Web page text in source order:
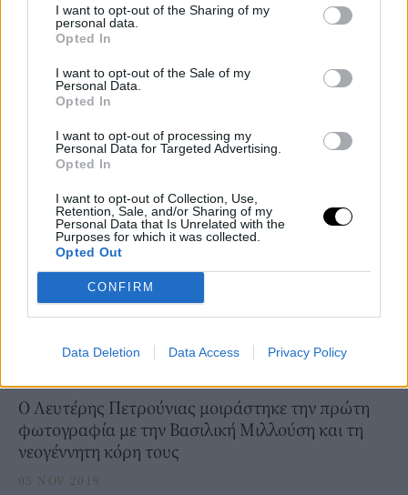
I want to opt-out of the Sharing of my
personal data.
Opted In
I want to opt-out of the Sale of my
Personal Data.
Opted In
I want to opt-out of processing my
Personal Data for Targeted Advertising.
Opted In
I want to opt-out of Collection, Use,
Retention, Sale, and/or Sharing of my
Personal Data that Is Unrelated with the
Purposes for which it was collected.
Opted Out
CONFIRM
Data Deletion Data Access Privacy Policy
PEOPLE AND STYLE
Λευτέρης Πετρούνιας και Βασιλική Μιλλούση
γιόρτασαν τα πρώτα γενέθλια της κόρης τους -Οι
τρυφερές φωτό στο Ιnstagram
Ο Λευτέρης Πετρούνιας μοιράστηκε την πρώτη
φωτογραφία με την Βασιλική Μιλλούση και τη
νεογέννητη κόρη τους
05 NOV 2019